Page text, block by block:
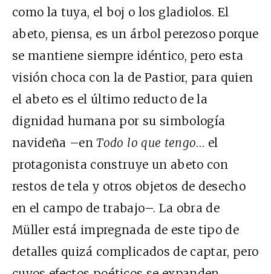
como la tuya, el boj o los gladiolos. El
abeto, piensa, es un árbol perezoso porque
se mantiene siempre idéntico, pero esta
visión choca con la de Pastior, para quien
el abeto es el último reducto de la
dignidad humana por su simbología
navideña –enTodo lo que tengo… el
protagonista construye un abeto con
restos de tela y otros objetos de desecho
en el campo de trabajo–. La obra de
Müller está impregnada de este tipo de
detalles quizá complicados de captar, pero